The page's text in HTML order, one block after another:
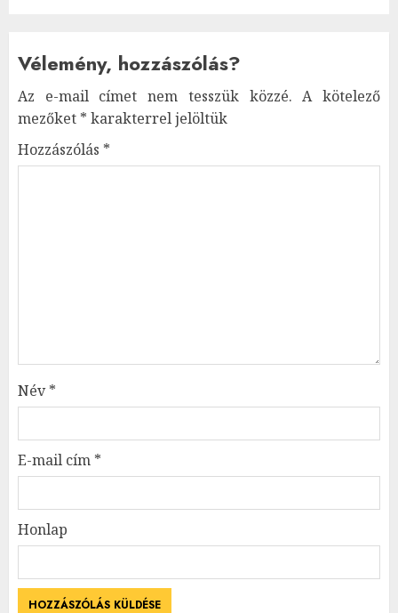
Vélemény, hozzászólás?
Az e-mail címet nem tesszük közzé. A kötelező
mezőket * karakterrel jelöltük
Hozzászólás *
Név*
E-mail cím *
Honlap